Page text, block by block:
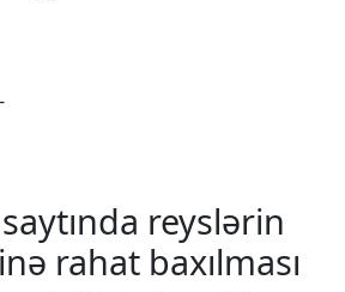
reyslərin
rahat baxılması